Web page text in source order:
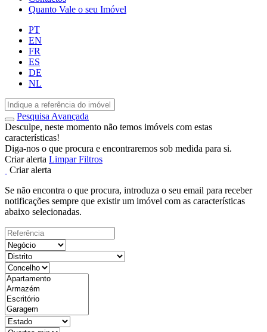
Quanto Vale o seu Imóvel
PT
EN
FR
ES
DE
NL
Pesquisa Avançada
Desculpe, neste momento não temos imóveis com estas
características!
Diga-nos o que procura e encontraremos sob medida para si.
Criar alerta Limpar Filtros
Criar alerta
Se não encontra o que procura, introduza o seu email para receber
notificações sempre que existir um imóvel com as características
abaixo selecionadas.